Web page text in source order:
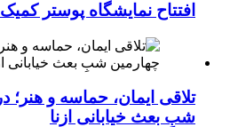
افتتاح نمایشگاه پوستر
تلاقی ایمان، حماسه و هنر؛
شبِ بعث خیابانی ازنا